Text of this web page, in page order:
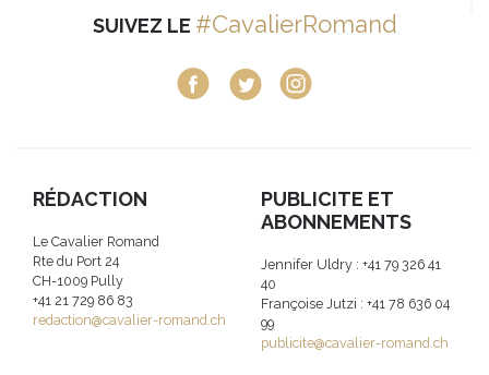
SUIVEZ LE #CavalierRomand
RÉDACTION
Le Cavalier Romand
Rte du Port 24
CH-1009 Pully
+41 21 729 86 83
redaction@cavalier-romand.ch
PUBLICITE ET
ABONNEMENTS
Jennifer Uldry : +41 79 326 41
40
Françoise Jutzi : +41 78 636 04
99
publicite@cavalier-romand.ch